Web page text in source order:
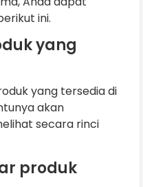
ini.
yang
yang tersedia di
akan
secara rinci
produk